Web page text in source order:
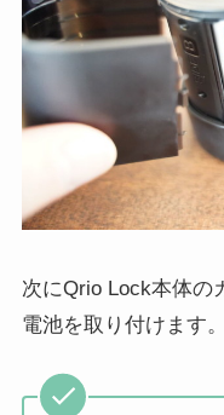
次にQrio Lock本体の
電池を取り付けます。